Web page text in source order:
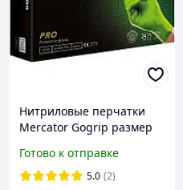
Нитриловые перчатки
Mercator Gogrip размер
Готово к отправке
5.0 (2)